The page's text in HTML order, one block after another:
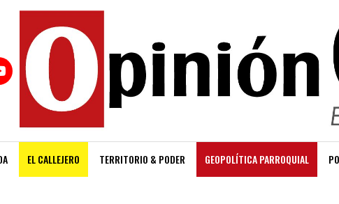
EL CALLEJERO TERRITORIO & PODER GEOPOLÍTICA PARROQUIAL